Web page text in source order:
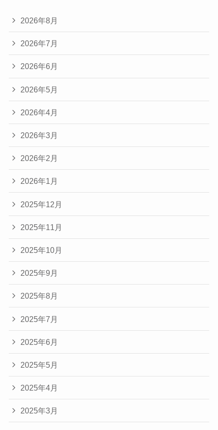
2026年8月
2026年7月
2026年6月
2026年5月
2026年4月
2026年3月
2026年2月
2026年1月
2025年12月
2025年11月
2025年10月
2025年9月
2025年8月
2025年7月
2025年6月
2025年5月
2025年4月
2025年3月